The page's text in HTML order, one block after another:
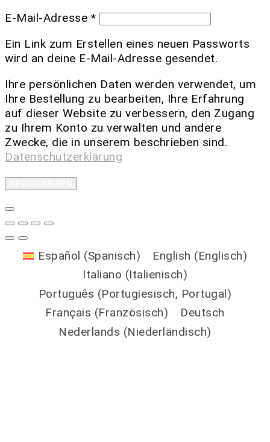
E-Mail-Adresse *
Ein Link zum Erstellen eines neuen Passworts
wird an deine E-Mail-Adresse gesendet.
Ihre persönlichen Daten werden verwendet, um
Ihre Bestellung zu bearbeiten, Ihre Erfahrung
auf dieser Website zu verbessern, den Zugang
zu Ihrem Konto zu verwalten und andere
Zwecke, die in unserem beschrieben sind.
Datenschutzerklärung
Español (Spanisch) English (Englisch)
Italiano (Italienisch)
Português (Portugiesisch, Portugal)
Français (Französisch)
Deutsch
Nederlands (Niederländisch)